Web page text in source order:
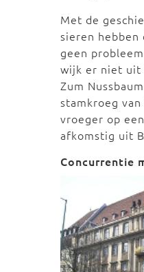
Met de
sieren hebben
geen
wijk er niet uit
Zum
stamkroeg
vroeger op
afkomstig uit
Concurrentie